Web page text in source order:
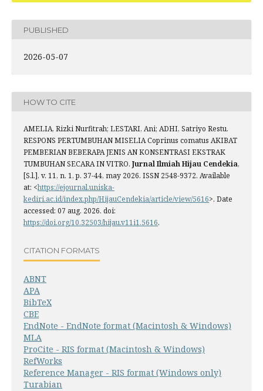
PUBLISHED
2026-05-07
HOW TO CITE
AMELIA, Rizki Nurfitrah; LESTARI, Ani; ADHI, Satriyo Restu.
RESPONS PERTUMBUHAN MISELIA Coprinus comatus AKIBAT
PEMBERIAN BEBERAPA JENIS AN KONSENTRASI EKSTRAK
TUMBUHAN SECARA IN VITRO. Jurnal Ilmiah Hijau Cendekia,
[S.l.], v. 11, n. 1, p. 37-44, may 2026. ISSN 2548-9372. Available
at: <https://ejournal.uniska-
kediri.ac.id/index.php/HijauCendekia/article/view/5616>. Date
accessed: 07 aug. 2026. doi:
https://doi.org/10.32503/hijau.v11i1.5616.
CITATION FORMATS
ABNT
APA
BibTeX
CBE
EndNote - EndNote format (Macintosh & Windows)
MLA
ProCite - RIS format (Macintosh & Windows)
RefWorks
Reference Manager - RIS format (Windows only)
Turabian